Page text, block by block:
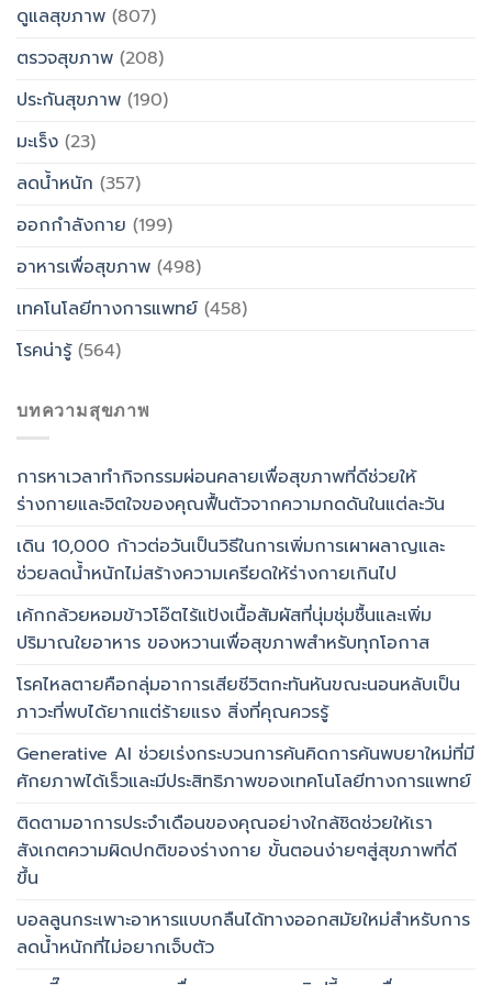
ดูแลสุขภาพ (807)
ตรวจสุขภาพ (208)
ประกันสุขภาพ (190)
มะเร็ง (23)
ลดน้ำหนัก (357)
ออกกำลังกาย (199)
อาหารเพื่อสุขภาพ (498)
เทคโนโลยีทางการแพทย์ (458)
โรคน่ารู้(564)
บทความสุขภาพ
การหาเวลาทำกิจกรรมผ่อนคลายเพื่อสุขภาพที่ดีช่วยให้
ร่างกายและจิตใจของคุณฟื้นตัวจากความกดดันในแต่ละวัน
เดิน 10,000 ก้าวต่อวันเป็นวิธีในการเพิ่มการเผาผลาญและ
ช่วยลดน้ำหนักไม่สร้างความเครียดให้ร่างกายเกินไป
เค้กกล้วยหอมข้าวโอ๊ตไร้แป้งเนื้อสัมผัสที่นุ่มชุ่มชื้นและเพิ่ม
ปริมาณใยอาหาร ของหวานเพื่อสุขภาพสำหรับทุกโอกาส
โรคไหลตายคือกลุ่มอาการเสียชีวิตกะทันหันขณะนอนหลับเป็น
ภาวะที่พบได้ยากแต่ร้ายแรง สิ่งที่คุณควรรู้
Generative AI ช่วยเร่งกระบวนการค้นคิดการค้นพบยาใหม่ที่มี
ศักยภาพได้เร็วและมีประสิทธิภาพของเทคโนโลยีทางการแพทย์
ติดตามอาการประจำเดือนของคุณอย่างใกล้ชิดช่วยให้เรา
สังเกตความผิดปกติของร่างกาย ขั้นตอนง่ายๆสู่สุขภาพที่ดี
ขึ้น
บอลลูนกระเพาะอาหารแบบกลืนได้ทางออกสมัยใหม่สำหรับการ
ลดน้ำหนักที่ไม่อยากเจ็บตัว